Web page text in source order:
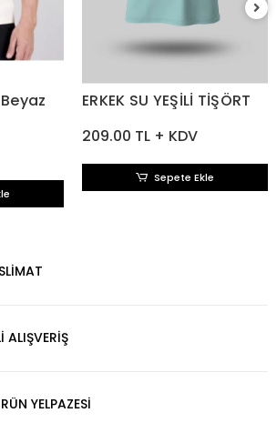
Beyaz
ERKEK SU YEŞİLİ TİŞÖRT
209.00 TL + KDV
Sepete Ekle
ALIŞVERİŞ
YELPAZESİ